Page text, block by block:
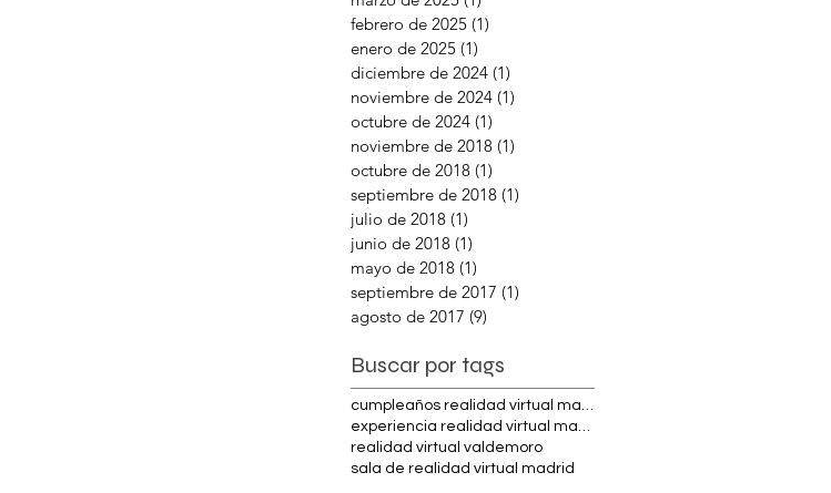
febrero de 2025 (1)
enero de 2025 (1)
diciembre de 2024 (1)
noviembre de 2024 (1)
octubre de 2024 (1)
noviembre de 2018 (1)
octubre de 2018 (1)
septiembre de 2018 (1)
julio de 2018 (1)
junio de 2018 (1)
mayo de 2018 (1)
septiembre de 2017 (1)
agosto de 2017 (9)
Buscar por tags
cumpleaños realidad virtual madrid
experiencia realidad virtual madrid
realidad virtual valdemoro
sala de realidad virtual madrid